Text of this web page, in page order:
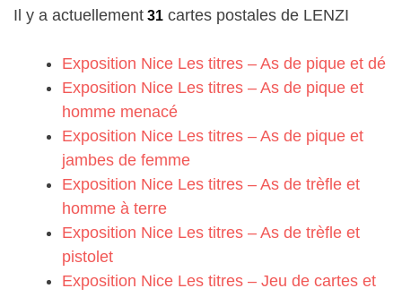
Il y a actuellement 31 cartes postales de LENZI
Exposition Nice Les titres – As de pique et dé
Exposition Nice Les titres – As de pique et
homme menacé
Exposition Nice Les titres – As de pique et
jambes de femme
Exposition Nice Les titres – As de trèfle et
homme à terre
Exposition Nice Les titres – As de trèfle et
pistolet
Exposition Nice Les titres – Jeu de cartes et